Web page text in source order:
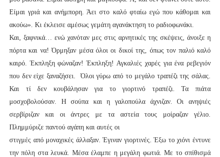
Είμαι γριά και ανήμπορη. Άει στο καλό φταίω εγώ που κάθομαι και
ακούω». Κι έκλεισε αμέσως γεμάτη αγανάκτηση το ραδιοφωνάκι.
Και, ξαφνικά… ενώ χανόταν μες στις αρνητικές της σκέψεις, άνοιξε η
πόρτα και να! Όρμηξαν μέσα όλοι οι δικοί της, όπως τον παλιό καλό
καιρό. Έκπληξη φώναζαν! Έκπληξη! Αγκαλιές χαρές για ένα ρεβεγιόν
που δεν είχε ξαναζήσει. Όλοι γύρω από το μεγάλο τραπέζι της σάλας.
Και τί δεν κουβάλησαν για το γιορτινό τραπέζι. Τα πιάτα
μοσχοβολούσαν. Η σούπα και η γαλοπούλα άχνιζαν. Οι ανηψιές
σερβίριζαν και οι άντρες με τα αστεία τους μοίραζαν γέλιο.
Πλημμύριζε παντού αγάπη και αυτές οι
στιγμές από μοναχικές άλλαξαν. Έγιναν γιορτινές. Έξω το χιόνι έντυνε
την πόλη στα λευκά. Μέσα έλαμπε η μεγάλη φωτιά. Με το σπίθισμά